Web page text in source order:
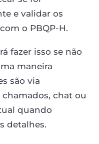
e validar os
o PBQP-H.
fazer isso se não
maneira
são via
chat ou
quando
detalhes.